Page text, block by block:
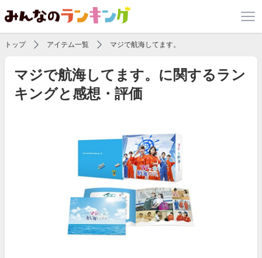
トップ アイテム一覧 マジで航海してます。
マジで航海してます。に関するラン
キングと感想・評価